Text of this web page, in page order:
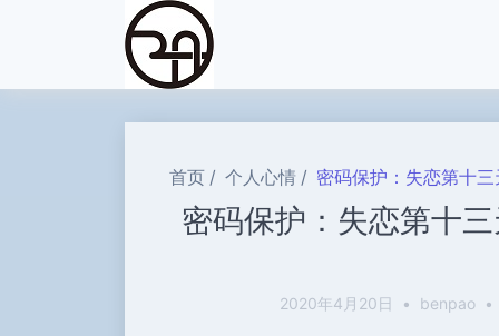
首页 个人心情 密码保护：失恋第十
密码保护：失恋第十
2020年4月20日 • benpao •